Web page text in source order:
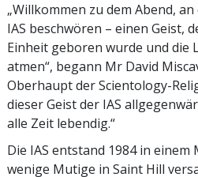
„Willkommen zu dem Abend,
IAS beschwören – einen Geist,
Einheit geboren wurde und die
atmen“, begann Mr David
Oberhaupt der Scientology-
dieser Geist der IAS
alle Zeit lebendig.“
Die IAS entstand 1984 in einem
wenige Mutige in Saint Hill